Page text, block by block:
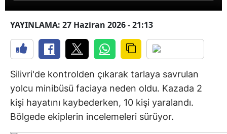
YAYINLAMA: 27 Haziran 2026 - 21:13
Silivri'de kontrolden çıkarak tarlaya savrulan
yolcu minibüsü faciaya neden oldu. Kazada 2
kişi hayatını kaybederken, 10 kişi yaralandı.
Bölgede ekiplerin incelemeleri sürüyor.